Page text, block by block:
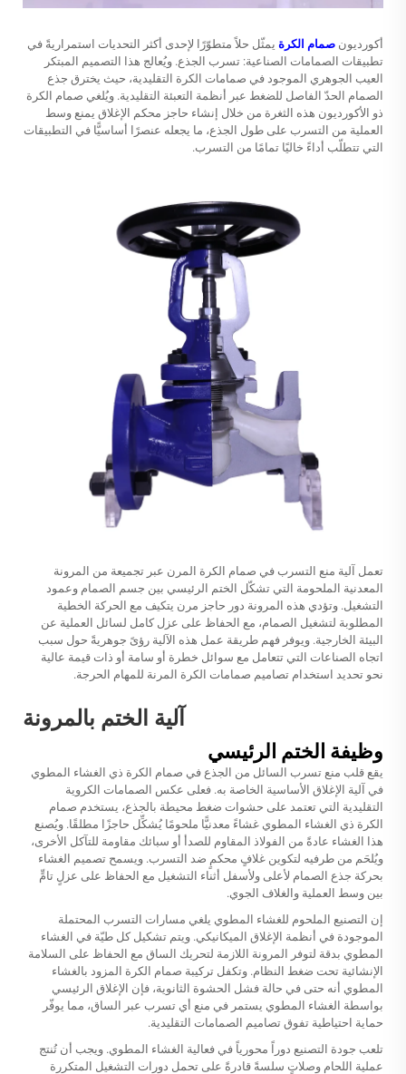
أكورديون صمام الكرة يمثّل حلاً متطوّرًا لإحدى أكثر التحديات استمراريةً في
تطبيقات الصمامات الصناعية: تسرب الجذع. ويُعالج هذا التصميم المبتكر
العيب الجوهري الموجود في صمامات الكرة التقليدية، حيث يخترق جذع
الصمام الحدّ الفاصل للضغط عبر أنظمة التعبئة التقليدية. ويُلغي صمام الكرة
ذو الأكورديون هذه الثغرة من خلال إنشاء حاجز محكم الإغلاق يمنع وسط
العملية من التسرب على طول الجذع، ما يجعله عنصرًا أساسيًّا في التطبيقات
التي تتطلّب أداءً خاليًا تمامًا من التسرب.
تعمل آلية منع التسرب في صمام الكرة المرن عبر تجميعة من المرونة
المعدنية الملحومة التي تشكّل الختم الرئيسي بين جسم الصمام وعمود
التشغيل. وتؤدي هذه المرونة دور حاجز مرن يتكيف مع الحركة الخطية
المطلوبة لتشغيل الصمام، مع الحفاظ على عزل كامل لسائل العملية عن
البيئة الخارجية. ويوفر فهم طريقة عمل هذه الآلية رؤىً جوهريةً حول سبب
اتجاه الصناعات التي تتعامل مع سوائل خطرة أو سامة أو ذات قيمة عالية
نحو تحديد استخدام تصاميم صمامات الكرة المرنة للمهام الحرجة.
آلية الختم بالمرونة
وظيفة الختم الرئيسي
يقع قلب منع تسرب السائل من الجذع في صمام الكرة ذي الغشاء المطوي
في آلية الإغلاق الأساسية الخاصة به. فعلى عكس الصمامات الكروية
التقليدية التي تعتمد على حشوات ضغط محيطة بالجذع، يستخدم صمام
الكرة ذي الغشاء المطوي غشاءً معدنيًّا ملحومًا يُشكِّل حاجزًا مطلقًا. ويُصنع
هذا الغشاء عادةً من الفولاذ المقاوم للصدأ أو سبائك مقاومة للتآكل الأخرى،
ويُلحَم من طرفيه لتكوين غلافٍ محكمٍ ضد التسرب. ويسمح تصميم الغشاء
بحركة جذع الصمام لأعلى ولأسفل أثناء التشغيل مع الحفاظ على عزلٍ تامٍّ
بين وسط العملية والغلاف الجوي.
إن التصنيع الملحوم للغشاء المطوي يلغي مسارات التسرب المحتملة
الموجودة في أنظمة الإغلاق الميكانيكي. ويتم تشكيل كل طيّة في الغشاء
المطوي بدقة لتوفر المرونة اللازمة لتحريك الساق مع الحفاظ على السلامة
الإنشائية تحت ضغط النظام. وتكفل تركيبة صمام الكرة المزود بالغشاء
المطوي أنه حتى في حالة فشل الحشوة الثانوية، فإن الإغلاق الرئيسي
بواسطة الغشاء المطوي يستمر في منع أي تسرب عبر الساق، مما يوفّر
حماية احتياطية تفوق تصاميم الصمامات التقليدية.
تلعب جودة التصنيع دوراً محورياً في فعالية الغشاء المطوي. ويجب أن تُنتج
عملية اللحام وصلاتٍ سلسةً قادرةً على تحمل دورات التشغيل المتكررة